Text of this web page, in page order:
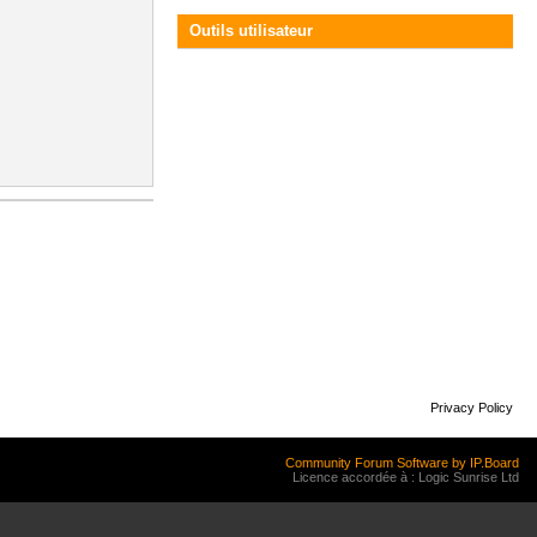
Outils utilisateur
Privacy Policy
Community Forum Software by IP.Board
Licence accordée à : Logic Sunrise Ltd